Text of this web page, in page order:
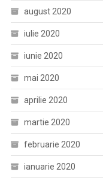
august 2020
iulie 2020
iunie 2020
mai 2020
aprilie 2020
martie 2020
februarie 2020
ianuarie 2020